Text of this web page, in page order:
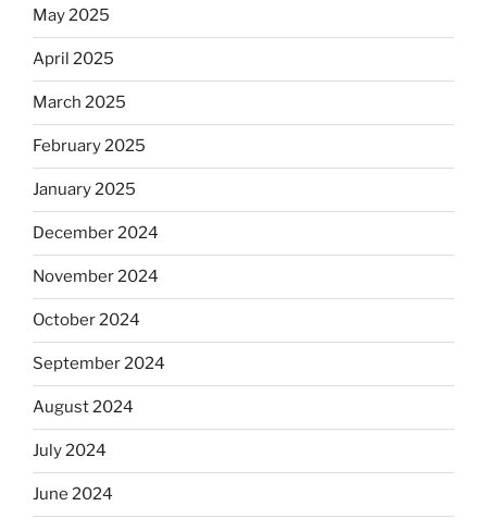
May 2025
April 2025
March 2025
February 2025
January 2025
December 2024
November 2024
October 2024
September 2024
August 2024
July 2024
June 2024